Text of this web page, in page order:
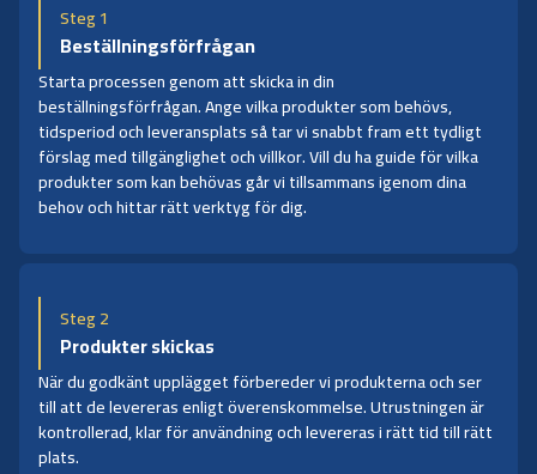
Steg 1
Beställningsförfrågan
Starta processen genom att skicka in din
beställningsförfrågan. Ange vilka produkter som behövs,
tidsperiod och leveransplats så tar vi snabbt fram ett tydligt
förslag med tillgänglighet och villkor. Vill du ha guide för vilka
produkter som kan behövas går vi tillsammans igenom dina
behov och hittar rätt verktyg för dig.
Steg 2
Produkter skickas
När du godkänt upplägget förbereder vi produkterna och ser
till att de levereras enligt överenskommelse. Utrustningen är
kontrollerad, klar för användning och levereras i rätt tid till rätt
plats.